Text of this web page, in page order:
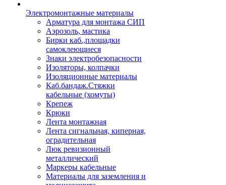
Электромонтажные материалы
Арматура для монтажа СИП
Аэрозоль, мастика
Бирки каб.,площадки
самоклеющиеся
Знаки электробезопасности
Изоляторы, колпачки
Изоляционные материалы
Каб.бандаж.Стяжки
кабельные (хомуты)
Крепеж
Крюки
Лента монтажная
Лента сигнальная, киперная,
оградительная
Люк ревизионный
металлический
Маркеры кабельные
Материалы для заземления и